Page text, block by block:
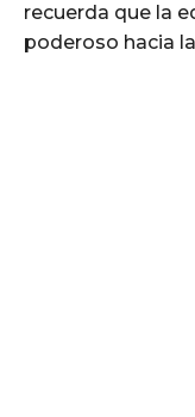
recuerda que la
poderoso hacia